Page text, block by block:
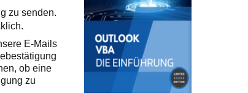
zu senden.
E-Mails
ob eine
zu